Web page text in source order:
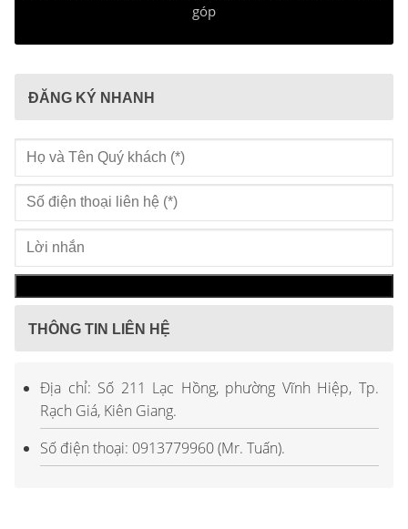
góp
ĐĂNG KÝ NHANH
THÔNG TIN LIÊN HỆ
Địa chỉ: Số 211 Lạc Hồng, phường Vĩnh Hiệp, Tp.
Rạch Giá, Kiên Giang.
Số điện thoại: 0913779960 (Mr. Tuấn).